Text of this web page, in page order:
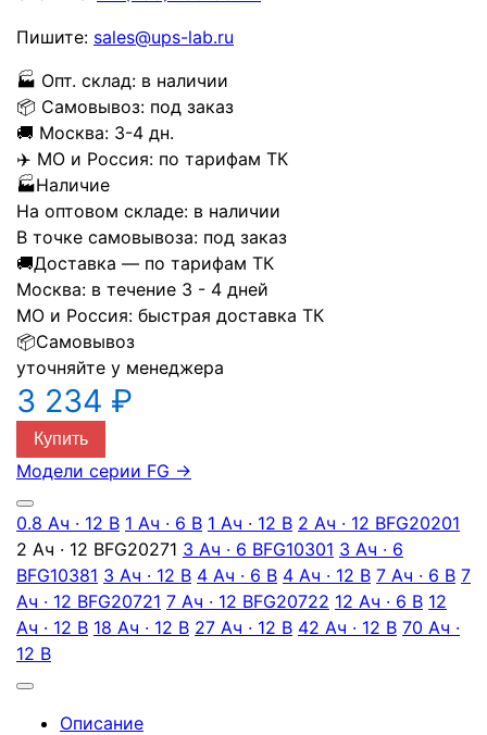
Пишите: sales@ups-lab.ru
🏭 Опт. склад: в наличии
📦 Самовывоз: под заказ
🚚 Москва: 3-4 дн.
✈️ МО и Россия: по тарифам ТК
🏭Наличие
На оптовом складе: в наличии
В точке самовывоза: под заказ
🚚Доставка — по тарифам ТК
Москва: в течение 3 - 4 дней
МО и Россия: быстрая доставка ТК
📦Самовывоз
уточняйте у менеджера
3 234 ₽
Купить
Модели серии FG →
0.8 Ач · 12 В 1 Ач · 6 В 1 Ач · 12 В 2 Ач · 12 ВFG20201
2 Ач · 12 ВFG20271 3 Ач · 6 ВFG10301 3 Ач · 6
ВFG10381 3 Ач · 12 В 4 Ач · 6 В 4 Ач · 12 В 7 Ач · 6 В 7
Ач · 12 ВFG20721 7 Ач · 12 ВFG20722 12 Ач · 6 В 12
Ач · 12 В 18 Ач · 12 В 27 Ач · 12 В 42 Ач · 12 В 70 Ач ·
12 В
Описание